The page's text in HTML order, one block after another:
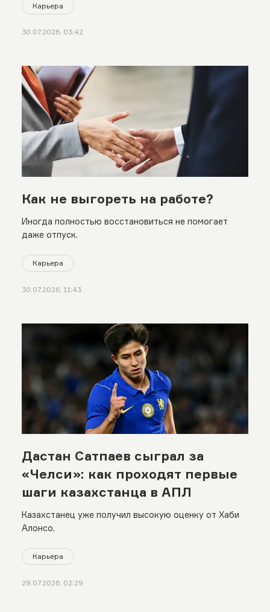
Карьера
30.07.2026, 03:42
Как не выгореть на работе?
Иногда полностью восстановиться не помогает
даже отпуск.
Карьера
30.07.2026, 11:43
Дастан Сатпаев сыграл за
«Челси»: как проходят первые
шаги казахстанца в АПЛ
Казахстанец уже получил высокую оценку от Хаби
Алонсо.
Карьера
29.07.2026, 02:29